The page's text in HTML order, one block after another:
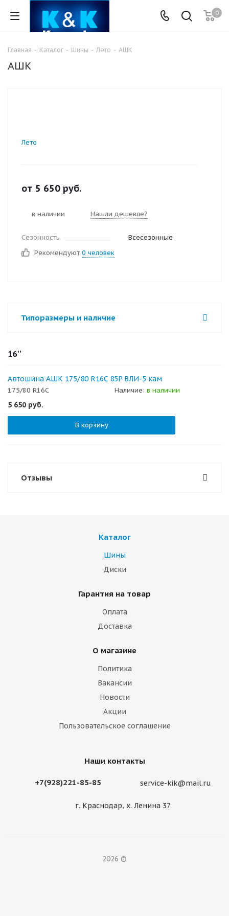
0
Главная - Каталог - Шины - Лето - АШК
АШК
Лето
от 5 650 руб.
в наличии Нашли дешевле?
Сезонность
Всесезонные
Рекомендуют 0 человек
Типоразмеры и наличие
16''
Автошина АШК 175/80 R16C 85P ВЛИ-5 кам
175/80 R16C Наличие: в наличии
5 650 руб.
В корзину
Отзывы
Каталог
Шины
Диски
Гарантия на товар
Оплата
Доставка
О магазине
Политика
Вакансии
Новости
Акции
Пользовательское соглашение
Наши контакты
+7(928)221-85-85 service-kik@mail.ru
г. Краснодар, х. Ленина 37
2026 ©